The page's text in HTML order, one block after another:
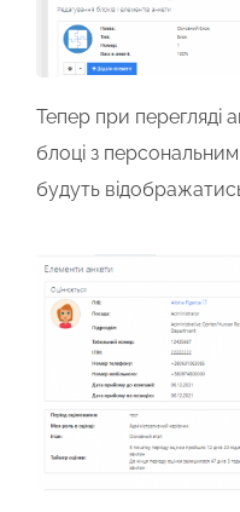
Тепер при перегляді
блоці з
будуть